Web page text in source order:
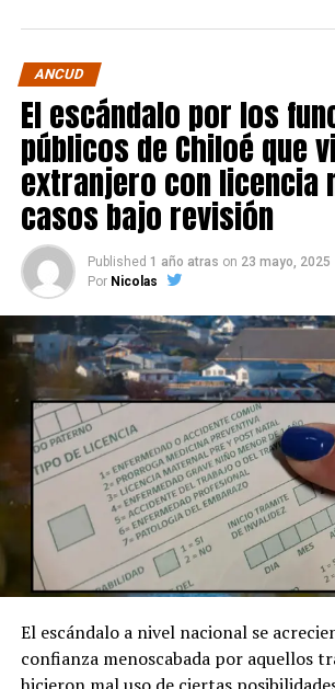
ANCUD
El escándalo por los
públicos de Chiloé que
extranjero con licencia
casos bajo revisión
Published 1 año atras on 23 mayo, 2025
Por Nicolas
El escándalo a nivel nacional se
confianza menoscabada por aquellos